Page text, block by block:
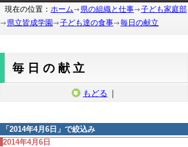
現在の位置： ホーム 県の組織と仕事
子ども家庭部
県立皆成学園
子ども達の食事 毎日の献立
毎日の献立
もどる ｜
「 2014年4月6日 」で絞込み
2014年4月6日